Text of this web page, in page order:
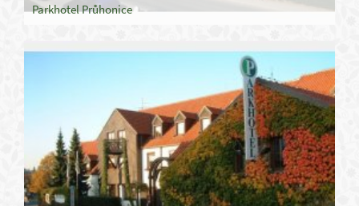
Parkhotel Průhonice